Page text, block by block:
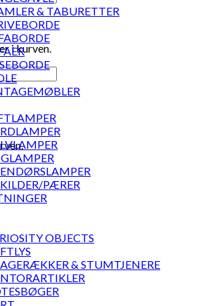
i kurven.
& TABURETTER
PÆRER
OBJECTS
& STUMTJENERE